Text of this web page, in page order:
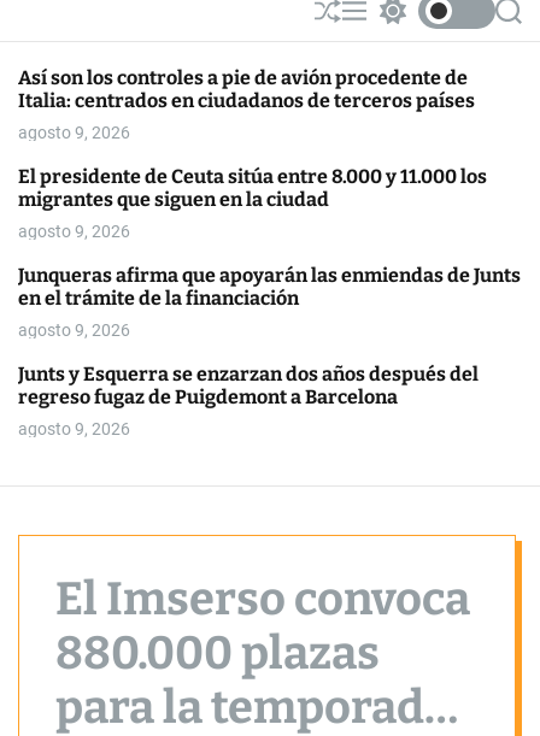
S
h
ff
l
M
e
u
w
t
c
l
d
S
e
Así son los controles a pie de avión procedente de
Italia: centrados en ciudadanos de terceros países
agosto 9, 2026
El presidente de Ceuta sitúa entre 8.000 y 11.000 los
migrantes que siguen en la ciudad
agosto 9, 2026
Junqueras afirma que apoyarán las enmiendas de Junts
en el trámite de la financiación
agosto 9, 2026
Junts y Esquerra se enzarzan dos años después del
regreso fugaz de Puigdemont a Barcelona
agosto 9, 2026
El Imserso convoca
880.000 plazas
para la temporada